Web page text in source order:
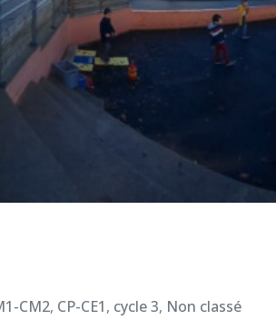
CM2, CP-CE1, cycle 3, Non classé